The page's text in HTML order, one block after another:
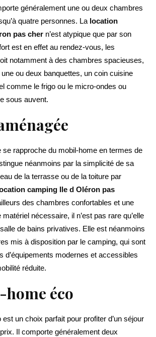
généralement une ou deux chambres
quatre personnes. La location
pas cher n’est atypique que par son
est en effet au rendez-vous, les
notamment à des chambres spacieuses,
ou deux banquettes, un coin cuisine
comme le frigo ou le micro-ondes ou
sous auvent.
se rapproche du mobil-home en termes de
néanmoins par la simplicité de sa
de la terrasse ou de la toiture par
camping Ile d Oléron pas
des chambres confortables et une
nécessaire, il n’est pas rare qu’elle
de bains privatives. Elle est néanmoins
mis à disposition par le camping, qui sont
d’équipements modernes et accessibles
réduite.
éco
un choix parfait pour profiter d’un séjour
Il comporte généralement deux